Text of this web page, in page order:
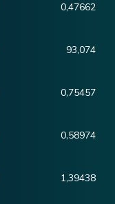
0,47662
93,074
0,75457
0,58974
1,39438